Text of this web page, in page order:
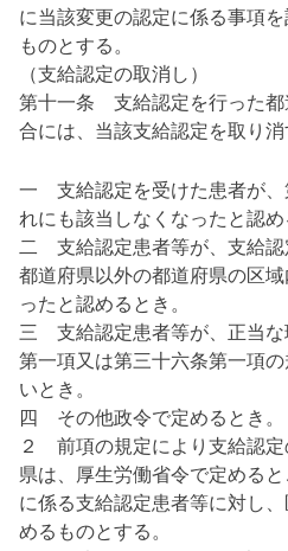
に当該変更の認定に係る事項
ものとする。
（支給認定の取消し）
第十一条 支給認定を行った都
合には、当該支給認定を取り消
一 支給認定を受けた患者が、
れにも該当しなくなったと認め
二 支給認定患者等が、支給認
都道府県以外の都道府県の区
ったと認めるとき。
三 支給認定患者等が、正当な
第一項又は第三十六条第一項
いとき。
四 その他政令で定めるとき。
２ 前項の規定により支給認
県は、厚生労働省令で定める
に係る支給認定患者等に対し
めるものとする。